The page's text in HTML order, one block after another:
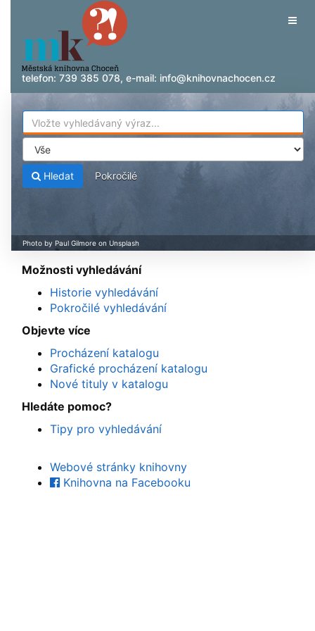
Přeskočit na obsah
telefon: 739 385 078, e-mail: info@knihovnachocen.cz
Hledat Pokročilé
Možnosti vyhledávání
Historie vyhledávání
Pokročilé vyhledávání
Objevte více
Procházení katalogu
Grafické procházení katalogu
Nové tituly v katalogu
Hledáte pomoc?
Tipy pro vyhledávání
Webové stránky knihovny
Knihovna na Facebooku